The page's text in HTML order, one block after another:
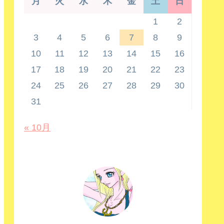
1
2
3
4 5 6 7 8
9
10
11 12 13 14 15
16
17
18 19 20 21 22
23
24
25 26 27 28 29
30
31
« 10月